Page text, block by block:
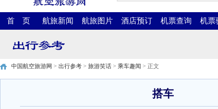
首 页 航旅新闻 航旅图片 酒店预订 机票查询 机票
中国航空旅游网 > 出行参考 > 旅游笑话 > 乘车趣闻 > 正文
搭车